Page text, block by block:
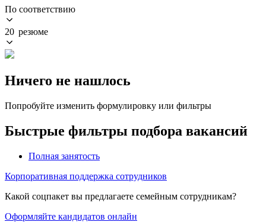
По соответствию
20 резюме
Ничего не нашлось
Попробуйте изменить формулировку или фильтры
Быстрые фильтры подбора вакансий
Полная занятость
Корпоративная поддержка сотрудников
Какой соцпакет вы предлагаете семейным сотрудникам?
Оформляйте кандидатов онлайн